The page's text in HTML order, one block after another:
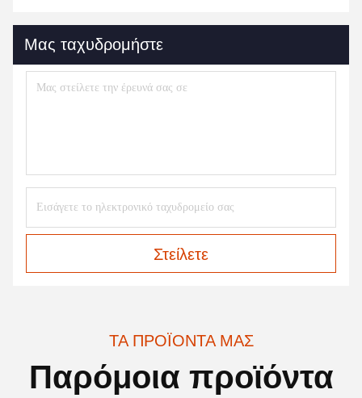
Μας ταχυδρομήστε
Στείλετε
ΤΑ ΠΡΟΪΌΝΤΑ ΜΑΣ
Παρόμοια προϊόντα